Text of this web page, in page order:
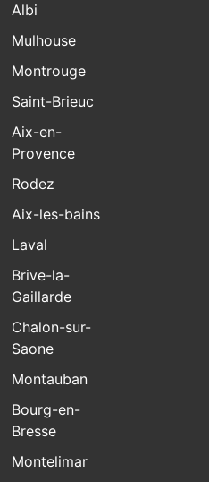
Albi
Mulhouse
Montrouge
Saint-Brieuc
Aix-en-
Provence
Rodez
Aix-les-bains
Laval
Brive-la-
Gaillarde
Chalon-sur-
Saone
Montauban
Bourg-en-
Bresse
Montelimar